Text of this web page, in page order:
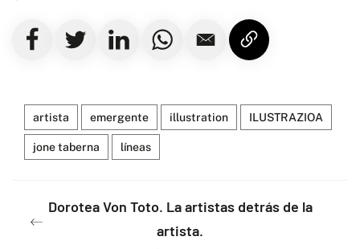
artista emergente illustration ILUSTRAZIOA
jone taberna líneas
Dorotea Von Toto. La artistas detrás de la
artista.